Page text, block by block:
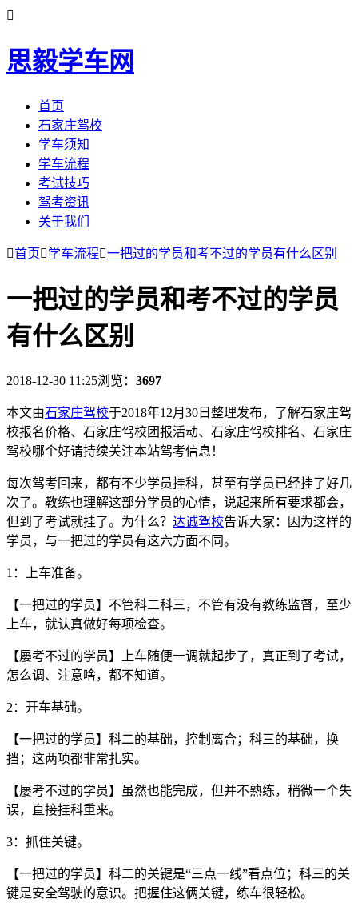

思毅学车网
首页
石家庄驾校
学车须知
学车流程
考试技巧
驾考资讯
关于我们
首页学车流程一把过的学员和考不过的学员有什么区别
一把过的学员和考不过的学员
有什么区别
2018-12-30 11:25浏览： 3697
本文由石家庄驾校于2018年12月30日整理发布，了解石家庄驾
校报名价格、石家庄驾校团报活动、石家庄驾校排名、石家庄
驾校哪个好请持续关注本站驾考信息！
每次驾考回来，都有不少学员挂科，甚至有学员已经挂了好几
次了。教练也理解这部分学员的心情，说起来所有要求都会，
但到了考试就挂了。为什么？ 达诚驾校告诉大家：因为这样的
学员，与一把过的学员有这六方面不同。
1 ：上车准备。
【一把过的学员】不管科二科三，不管有没有教练监督，至少
上车，就认真做好每项检查。
【屡考不过的学员】上车随便一调就起步了，真正到了考试，
怎么调、注意啥，都不知道。
2 ：开车基础。
【一把过的学员】科二的基础，控制离合；科三的基础，换
挡；这两项都非常扎实。
【屡考不过的学员】虽然也能完成，但并不熟练，稍微一个失
误，直接挂科重来。
3：抓住关键。
【一把过的学员】科二的关键是“三点一线”看点位；科三的关
键是安全驾驶的意识。把握住这俩关键，练车很轻松。